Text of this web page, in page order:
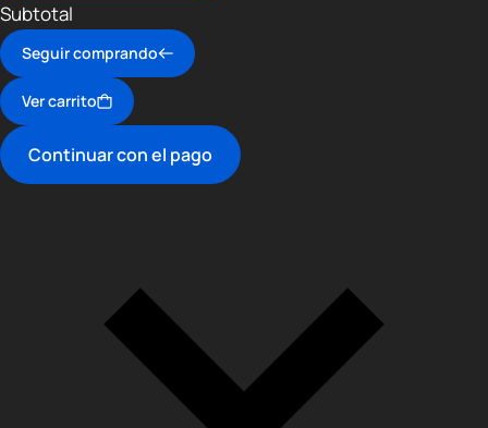
Subtotal
Seguir comprando
Ver carrito
Continuar con el pago